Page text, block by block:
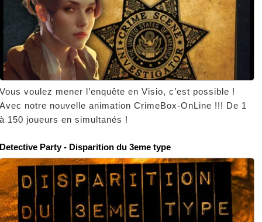
voulez mener l’enquête en Visio, c’est possible !
notre nouvelle animation CrimeBox-OnLine !!! De 1
150 joueurs en simultanés !
Party - Disparition du 3eme type